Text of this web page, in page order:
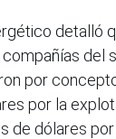
detalló
del
por
por la
de dólares